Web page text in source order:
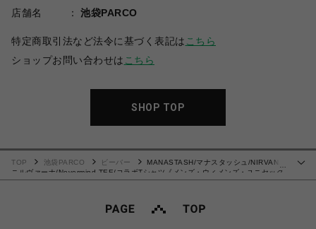
店舗名
池袋PARCO
特定商取引法など法令に基づく表記は こちら
ショップお問い合わせは こちら
SHOP TOP
TOP 池袋PARCO ビーバー
MANASTASH/マナスタッシュ/NIRVANA/
ニルヴァーナ/Nevermind TEE/コラボTシャツ《メンズ・ウィメンズ・ユニセック
ス》